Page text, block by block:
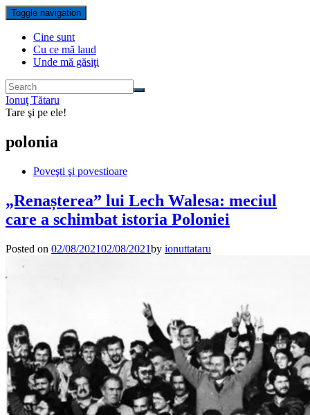
Toggle navigation
Cine sunt
Cu ce mă laud
Unde mă găsiţi
Ionuţ Tătaru
Tare şi pe ele!
polonia
Poveşti şi povestioare
„Renașterea” lui Lech Walesa: meciul
care a schimbat istoria Poloniei
Posted on 02/08/202102/08/2021by ionuttataru